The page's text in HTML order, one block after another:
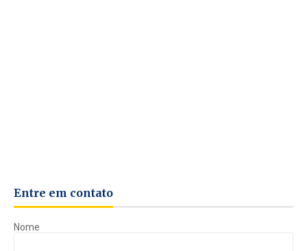
Entre em contato
Nome